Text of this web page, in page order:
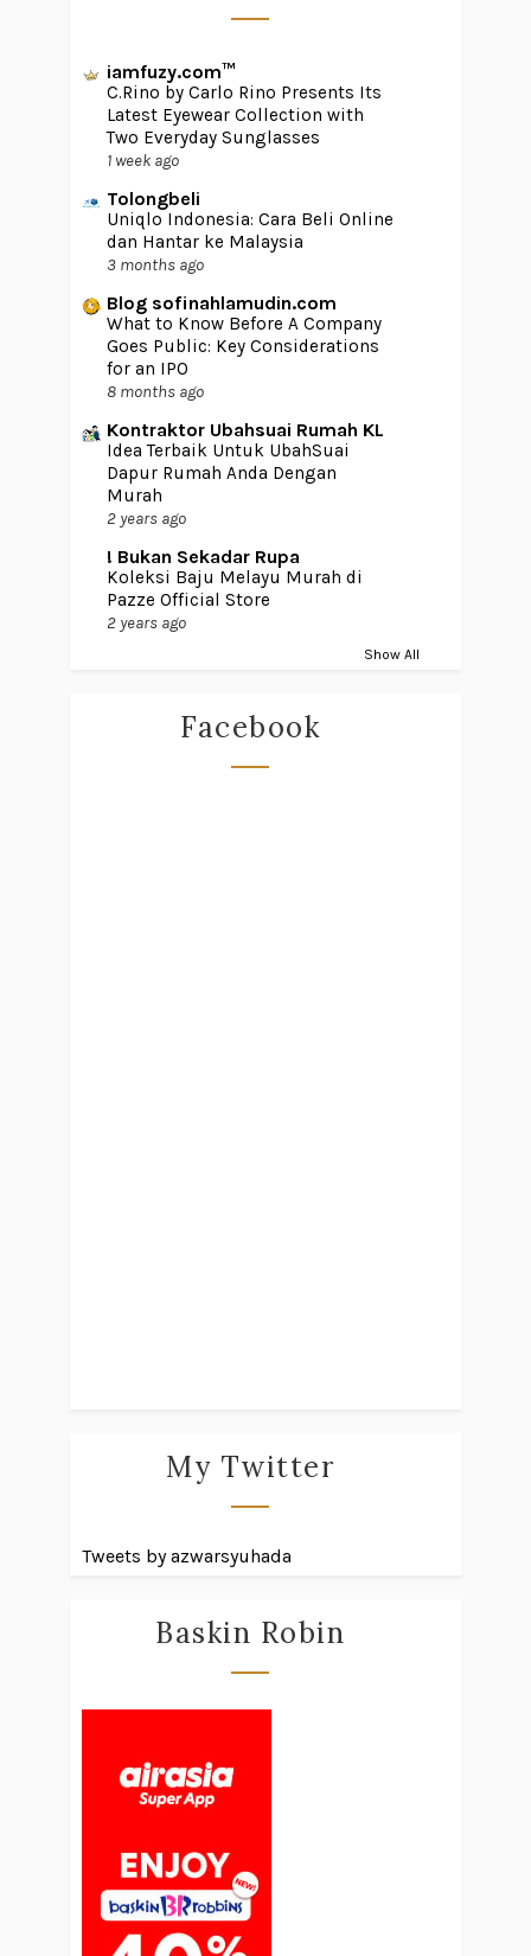
iamfuzy.com™
C.Rino by Carlo Rino Presents Its
Latest Eyewear Collection with
Two Everyday Sunglasses
1 week ago
Tolongbeli
Uniqlo Indonesia: Cara Beli Online
dan Hantar ke Malaysia
3 months ago
Blog sofinahlamudin.com
What to Know Before A Company
Goes Public: Key Considerations
for an IPO
8 months ago
Kontraktor Ubahsuai Rumah KL
Idea Terbaik Untuk UbahSuai
Dapur Rumah Anda Dengan
Murah
2 years ago
! Bukan Sekadar Rupa
Koleksi Baju Melayu Murah di
Pazze Official Store
2 years ago
Show All
Facebook
My Twitter
Tweets by azwarsyuhada
Baskin Robin